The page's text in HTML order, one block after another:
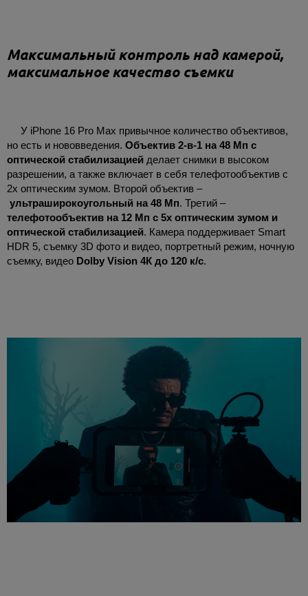
Максимальный контроль над камерой,
максимальное качество съемки
У iPhone 16 Pro Max привычное количество объективов,
но есть и нововведения. Объектив 2-в-1 на 48 Мп с
оптической стабилизацией делает снимки в высоком
разрешении, а также включает в себя телефотообъектив с
2х оптическим зумом. Второй объектив –
ультраширокоугольный на 48 Мп. Третий –
телефотообъектив на 12 Мп с 5х оптическим зумом и
оптической стабилизацией. Камера поддерживает Smart
HDR 5, съемку 3D фото и видео, портретный режим, ночную
съемку, видео Dolby Vision 4К до 120 к/с.